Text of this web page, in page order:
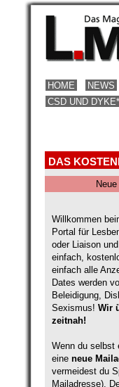
HOME NEWS
CSD UND
DAS
Willkommen
Portal für
oder Liaison
einfach,
einfach alle
Dates werden
Beleidigung,
Sexismus! Wir
zeitnah!
Wenn du selbst
eine neue
vermeidest du
Mailadresse).